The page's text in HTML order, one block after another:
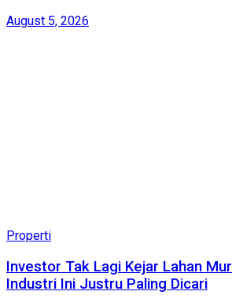
August 5, 2026
Properti
Investor Tak Lagi Kejar Lahan
Industri Ini Justru Paling Dicari